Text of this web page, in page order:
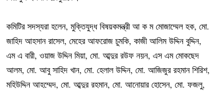
কমিটির সদস্যরা হলেন, মুক্তিযুদ্ধ বিষয়কমন্ত্রী আ ক ম মোজাম্মেল হক, মো.
জাহিদ আহসান রাসেল, মেহের আফরোজ চুমকি, কাজী আলিম উদ্দিন বুদ্দিন,
এম এ বারী, ওয়াজ উদ্দিন মিয়া, মো. আব্দুর রউফ নয়ন, এস এম মোকছেদ
আলম, মো. আবু সাহিদ খান, মো. হেলাল উদ্দিন, মো. আজিজুর রহমান শিরিশ,
মহিউদ্দিন আহম্মেদ, মো. আব্দুর রহমান, মো. আনোয়ার হোসেন, মো. ফজলু,